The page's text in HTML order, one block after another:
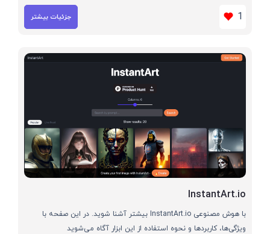
1 جزئیات بیشتر
InstantArt.io
با هوش مصنوعی InstantArt.io بیشتر آشنا شوید. در این صفحه با
ویژگی‌ها، کاربردها و نحوه استفاده از این ابزار آگاه می‌شوید